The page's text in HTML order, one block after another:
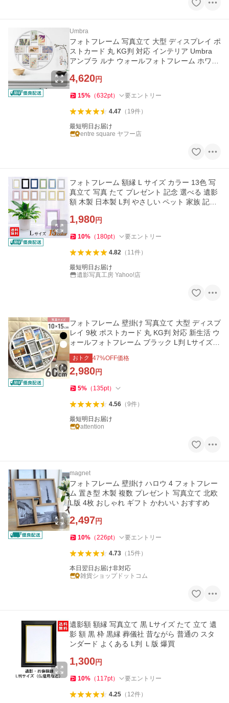
Umbra
フォトフレーム 写真立て 大型 ディスプレイ ポ
ストカード 丸 KG判 対応 インテリア Umbra
アンブラ ルナ ウォールフォトフレーム ホワイ
4,620円
15% （632pt） 要エントリー
4.47（ 19件）
最短明日お届け
entre square ヤフー店
フォトフレーム 額縁 L サイズ カラー 13色 写
真立て 写真 たて プレゼント 記念 選べる 遺影
額 木製 日本製 L判 やさしい ペット 家族 記念
1,980円
10% （ 180pt） 要エントリー
4.82（ 11件）
最短明日お届け
遺影写真工房 Yahoo!店
フォトフレーム 壁掛け 写真立て 大型 ディスプ
レイ 9枚 ポストカード 丸 KG判 対応 新生活 ウ
ォールフォトフレーム ブラック L判 Lサイズ K
G ポストカード
おトク 47%OFF価格
2,980円
5% （ 135pt）
4.56（9件）
最短明日お届け
attention
magnet
フォトフレーム 壁掛け ハロウ 4 フォトフレー
ム 置き型 木製 複数 プレゼント 写真立て 北欧
L版 4枚 おしゃれ ギフト かわいい おすすめ
2,497円
10% （226pt） 要エントリー
4.73（ 15件）
本日翌日お届け非対応
雑貨ショップドットコム
遺影額 額縁 写真立て 黒 Lサイズ たて 立て 遺
影 額 黒 枠 黒縁 葬儀社 昔ながら 普通の スタ
ンダード よくある L判 Ｌ版 爆買
1,300円
10% （ 117pt） 要エントリー
4.25（ 12件）